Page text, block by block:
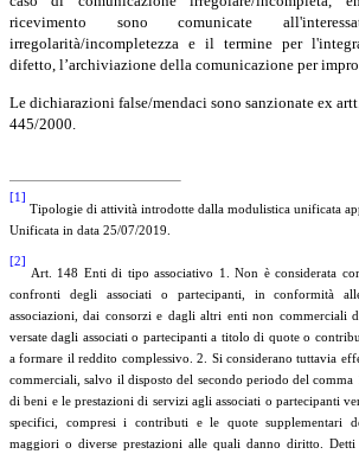
ricevimento sono comunicate
irregolarità/incompletezza e il termine per
difetto, l’archiviazione della comunicazione per
Le dichiarazioni false/mendaci sono sanzionate ex artt.
445/2000.
[1]
Tipologie di attività introdotte dalla modulistica unificata
Unificata in data 25/07/2019.
[2]
Art. 148 Enti di tipo associativo 1. Non è considerata
confronti degli associati o partecipanti, in conformità
associazioni, dai consorzi e dagli altri enti non commerciali
versate dagli associati o partecipanti a titolo di quote o
a formare il reddito complessivo. 2. Si considerano tuttavia
commerciali, salvo il disposto del secondo periodo del
di beni e le prestazioni di servizi agli associati o partecipanti
specifici, compresi i contributi e le quote supplementari
maggiori o diverse prestazioni alle quali danno diritto.